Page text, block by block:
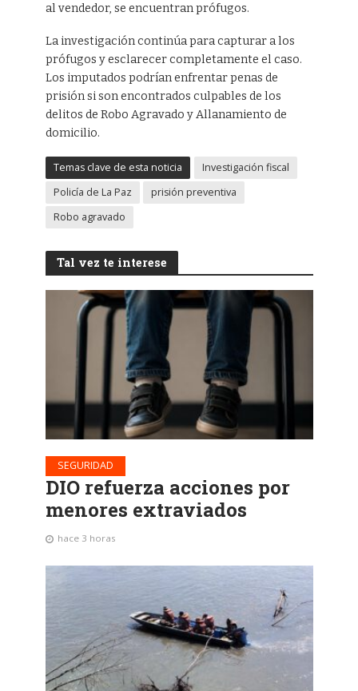
al vendedor, se encuentran prófugos.
La investigación continúa para capturar a los
prófugos y esclarecer completamente el caso.
Los imputados podrían enfrentar penas de
prisión si son encontrados culpables de los
delitos de Robo Agravado y Allanamiento de
domicilio.
Temas clave de esta noticia
Investigación fiscal
Policía de La Paz
prisión preventiva
Robo agravado
Tal vez te interese
SEGURIDAD
DIO refuerza acciones por
menores extraviados
hace 3 horas